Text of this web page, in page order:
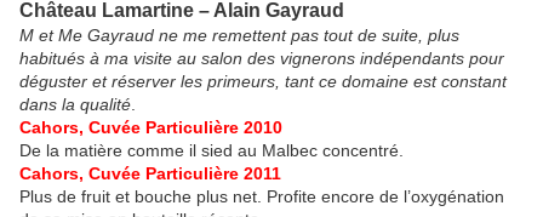
Château Lamartine – Alain Gayraud
M et Me Gayraud ne me remettent pas tout de suite, plus
habitués à ma visite au salon des vignerons indépendants pour
déguster et réserver les primeurs, tant ce domaine est constant
dans la qualité
Cahors, Cuvée Particulière 2010
De la matière comme il sied au Malbec concentré.
Cahors, Cuvée Particulière 2011
Plus de fruit et bouche plus net. Profite encore de l’oxygénation